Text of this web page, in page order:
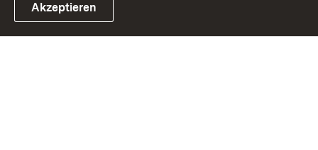
Link zum Landesportal
Akzeptieren